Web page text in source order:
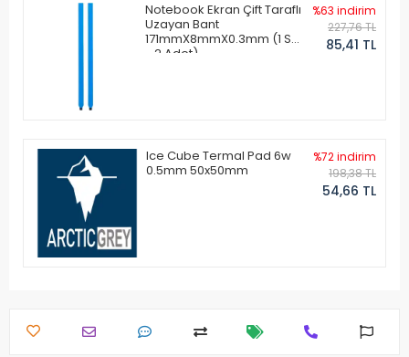
Notebook Ekran Çift Taraflı
Uzayan Bant
171mmX8mmX0.3mm (1 Set
- 2 Adet)
%63 indirim
227,76 TL
85,41 TL
Ice Cube Termal Pad 6w
0.5mm 50x50mm
%72 indirim
198,38 TL
54,66 TL